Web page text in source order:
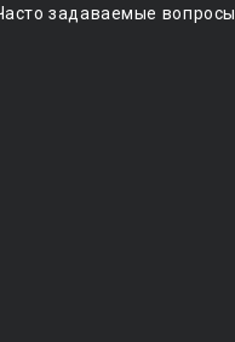
задаваемые вопросы